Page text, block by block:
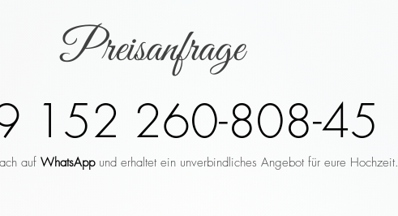
Preisanfrage
152 260-808-45
auf WhatsAppund erhaltet ein unverbindliches Angebot für eure Hochzeit.